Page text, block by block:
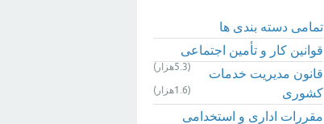
تمامی دسته بندی ها
قوانین کار و تأمین اجتماعی
(5.3هزار)
قانون مدیریت خدمات
کشوری
(1.6هزار)
مقررات اداری و استخدامی